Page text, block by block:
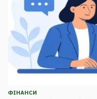
ФІНАНСИ